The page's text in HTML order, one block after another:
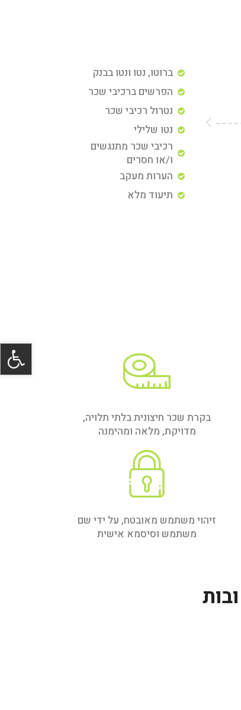
פתח
ברוטו, נטו ונטו בבנק
הפרשים ברכיבי שכר
נטרול רכיבי שכר
נטו שלילי
רכיבי שכר מתנגשים
ו/או חסרים
הערות מעקב
תיעוד מלא
בקרת שכר חיצונית בלתי תלויה,
מדויקת, מלאה ומהימנה
זיהוי משתמש מאובטח, על ידי שם
משתמש וסיסמא אישית